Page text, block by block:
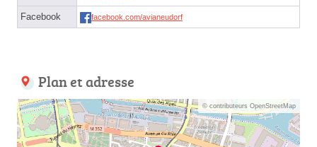
Facebook facebook.com/avianeudorf
Plan et adresse
© contributeurs OpenStreetMap